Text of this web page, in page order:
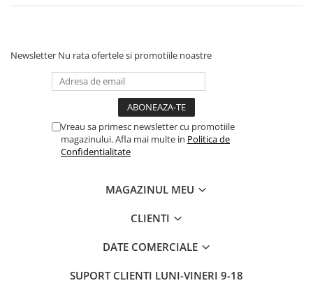
Newsletter Nu rata ofertele si promotiile noastre
Vreau sa primesc newsletter cu promotiile
magazinului. Afla mai multe in Politica de
Confidentialitate
MAGAZINUL MEU
CLIENTI
DATE COMERCIALE
SUPORT CLIENTI LUNI-VINERI 9-18